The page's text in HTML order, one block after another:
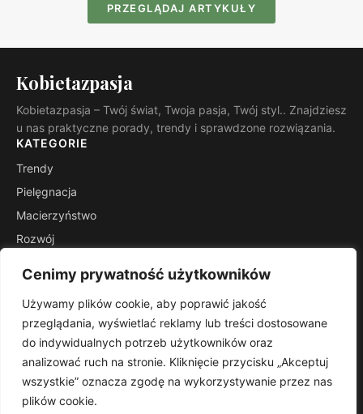
Cenimy prywatność użytkowników
Używamy plików cookie, aby poprawić jakość
przeglądania, wyświetlać reklamy lub treści dostosowane
do indywidualnych potrzeb użytkowników oraz
analizować ruch na stronie. Kliknięcie przycisku „Akceptuj
wszystkie” oznacza zgodę na wykorzystywanie przez nas
plików cookie.
PRZEGLĄDAJ ARTYKUŁY
Kobietazpasja
Kobietazpasja – Twój świat, Twoja pasja, Twój styl.. Znajdziesz
u nas praktyczne porady, trendy i sprawdzone rozwiązania.
KATEGORIE
Trendy
Pielęgnacja
Macierzyństwo
Rozwój
INFORMACJE
Kontakt
Mapa witryny
Polityka prywatności
RSS